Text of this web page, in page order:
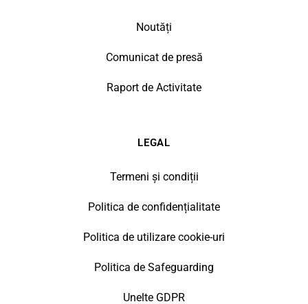
Noutăți
Comunicat de presă
Raport de Activitate
LEGAL
Termeni și condiții
Politica de confidențialitate
Politica de utilizare cookie-uri
Politica de Safeguarding
Unelte GDPR